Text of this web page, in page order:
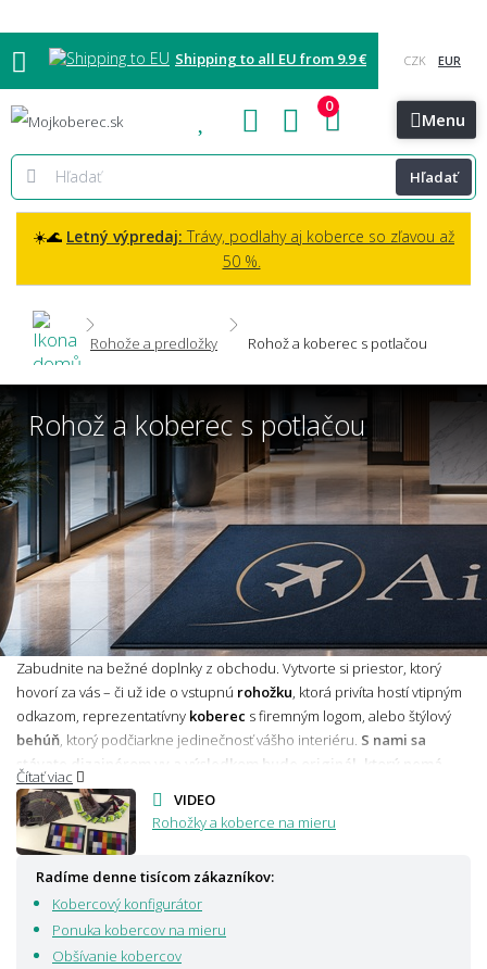
Shipping to all EU from 9.9 €
Blog Kontakt Menu
Hľadať
0
☀️🌊 Letný výpredaj: Trávy, podlahy aj koberce so zľavou až
50 %.
Rohože a predložky Rohož a koberec s potlačou
Rohož a koberec s potlačou
Radíme denne tisícom zákazníkov:
Kobercový konfigurátor
Ponuka kobercov na mieru
Obšívanie kobercov
VIDEO
Rohožky a koberce na mieru
Zabudnite na bežné doplnky z obchodu. Vytvorte si priestor, ktorý
hovorí za vás – či už ide o vstupnú rohožku , ktorá privíta hostí vtipným
odkazom, reprezentatívny koberec s firemným logom, alebo štýlový
behúň , ktorý podčiarkne jedinečnosť vášho interiéru. S nami sa
stávate dizajnérom vy a výsledkom bude originál, ktorý nemá
nikto iný na svete.
partnerov, vytvoriť nezabudnuteľný darček, alebo chcete do svojho
domova vniesť kus svojej osobnosti, naše produkty sú šité na mieru
vašim predstavám.
✓ Unikátny produkt na mieru, ktorý nebude mať nikto iný
✓ Prezentujte Vaše skutočné ja alebo motív Vašej firmy
✓ Pred vyhotovením pošleme grafický návrh zadarmo k Vášmu
Čítať viac